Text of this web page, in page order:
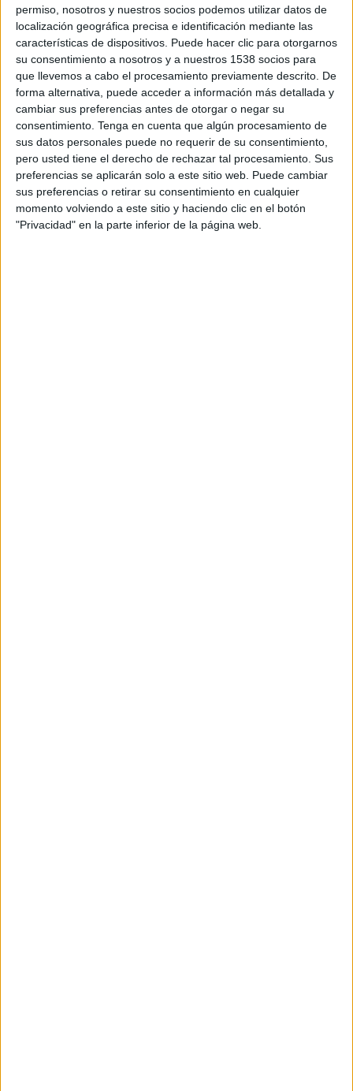
permiso, nosotros y nuestros socios podemos utilizar datos de
localización geográfica precisa e identificación mediante las
características de dispositivos. Puede hacer clic para otorgarnos
su consentimiento a nosotros y a nuestros 1538 socios para
que llevemos a cabo el procesamiento previamente descrito. De
forma alternativa, puede acceder a información más detallada y
cambiar sus preferencias antes de otorgar o negar su
consentimiento. Tenga en cuenta que algún procesamiento de
sus datos personales puede no requerir de su consentimiento,
pero usted tiene el derecho de rechazar tal procesamiento. Sus
preferencias se aplicarán solo a este sitio web. Puede cambiar
sus preferencias o retirar su consentimiento en cualquier
momento volviendo a este sitio y haciendo clic en el botón
"Privacidad" en la parte inferior de la página web.
que amb aquest assassinat la xifra de dones
assassinades per violència de gènere a l'Estat
espanyol ascendeix a 40 el 2021 i a 1.122 des de
2003, quan es van començar a recopilar dades.
ImprimirEnvia
a
un
amic
PDF
ETIQUETES
violència masclista